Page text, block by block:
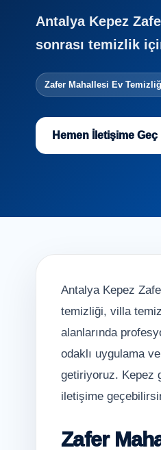
Antalya Kepez
sonrası temizlik
Zafer Mahallesi Ev
Hemen İletişime Geç
Antalya Kepez
temizliği, villa
alanlarında
odaklı uygulama
getiriyoruz. Kepez
iletişime
Zafer